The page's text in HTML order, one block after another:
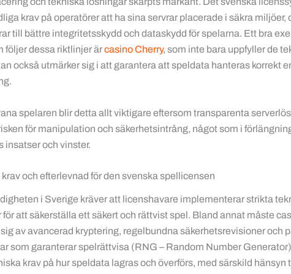
krav på operatörer att ha sina servrar placerade i säkra miljöer,
till bättre integritetsskydd och dataskydd för spelarna. Ett bra
följer dessa riktlinjer ärcasino Cherry, som inte bara uppfyller de
också utmärker sig i att garantera att speldata hanteras korrekt
spelaren blir detta allt viktigare eftersom transparenta
för manipulation och säkerhetsintrång, något som i
insatser och vinster.
och efterlevnad för den svenska spellicensen
i Sverige kräver att licenshavare implementerar strikta
för att säkerställa ett säkert och rättvist spel. Bland annat måste
av avancerad kryptering, regelbundna säkerhetsrevisioner och
som garanterar spelrättvisa (RNG – Random Number
krav på hur speldata lagras och överförs, med särskild hänsyn